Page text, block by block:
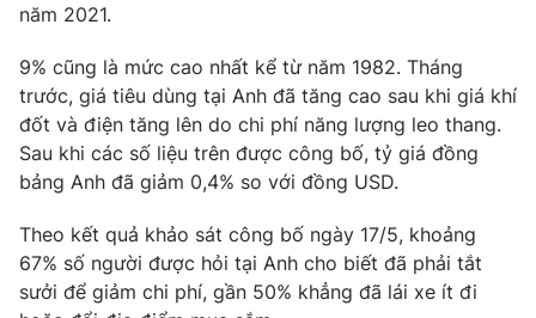
Phim VTV
Hậu trường
Nhân vật
Khán giả
Giải sao mai
Điện ảnh
Âm nhạc
Sao
Đời sống
Du lịch
Chất lượng cuộc sống
Giáo dục
Tuyển sinh
Học trực tuyến
Công nghệ
Hitech Công nghệ tương lai
năm 2021.
9% cũng là mức cao nhất kể từ năm 1982. Tháng
trước, giá tiêu dùng tại Anh đã tăng cao sau khi giá khí
đốt và điện tăng lên do chi phí năng lượng leo thang.
Sau khi các số liệu trên được công bố, tỷ giá đồng
bảng Anh đã giảm 0,4% so với đồng USD.
Theo kết quả khảo sát công bố ngày 17/5, khoảng
67% số người được hỏi tại Anh cho biết đã phải tắt
sưởi để giảm chi phí, gần 50% khẳng đã lái xe ít đi